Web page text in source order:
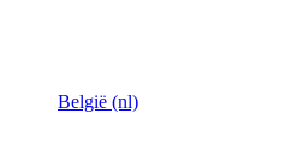
België (nl)